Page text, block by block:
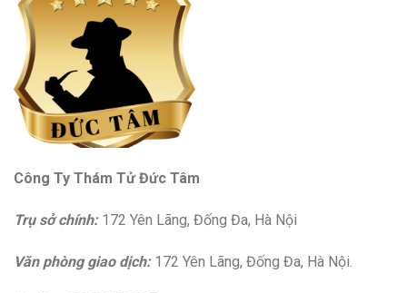
Công Ty Thám Tử Đức Tâm
Trụ sở chính:172 Yên Lãng, Đống Đa, Hà Nội
Văn phòng giao dịch:172 Yên Lãng, Đống Đa, Hà Nội.